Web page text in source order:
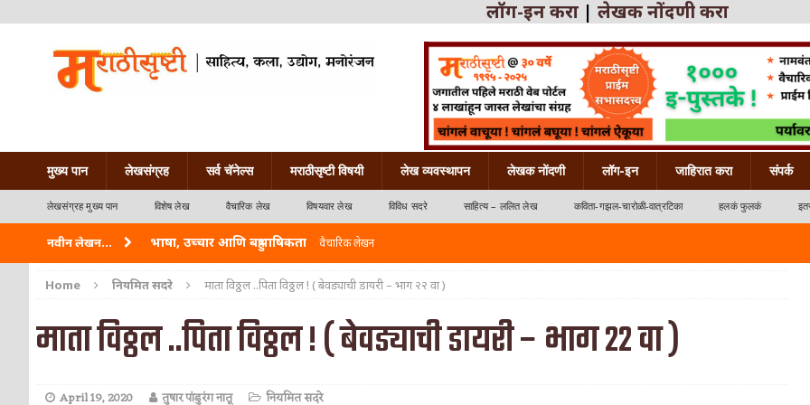
लॉग-इन करा | लेखक नोंदणी करा
मुख्य पान लेखसंग्रह सर्व चॅनेल्स मराठीसृष्टी विषयी लेख व्यवस्थापन लेखक नोंदणी लॉग-इन जाहिरात करा संपर्क
लेखसंग्रह मुख्य पान विशेष लेख वैचारिक लेख विषयवार लेख विविध सदरे साहित्य – ललित लेख कविता-गझल-चारोळी-वात्रटिका हलकं फुलकं
नवीन लेखन... भाषा, उच्चार आणि बहुभाषिकता वैचारिक लेखन
वारी विठ्ठलाची कविता-गझल-चारोळी-वात्रटिका
ताम्र – एक अफलातून धातू (COPPER)
जेव्हा मी आडनांव बदलले वैचारिक लेखन
अशी एक कविता लिहू इच्छिते कविता-गझल-चारोळी-वात्रटिका
Home नियमित सदरे माता विठ्ठल ..पिता विठ्ठल ! ( बेवड्याची डायरी – भाग २२ वा )
माता विठ्ठल ..पिता विठ्ठल ! ( बेवड्याची डायरी – भाग २२ वा )
April 19, 2020 तुषार पांडुरंग नातू नियमित सदरे